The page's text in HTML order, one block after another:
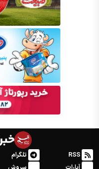
RSS تلگرام
آپارات
سروش